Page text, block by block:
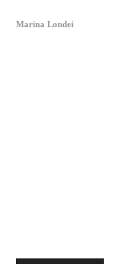
Marina Londei